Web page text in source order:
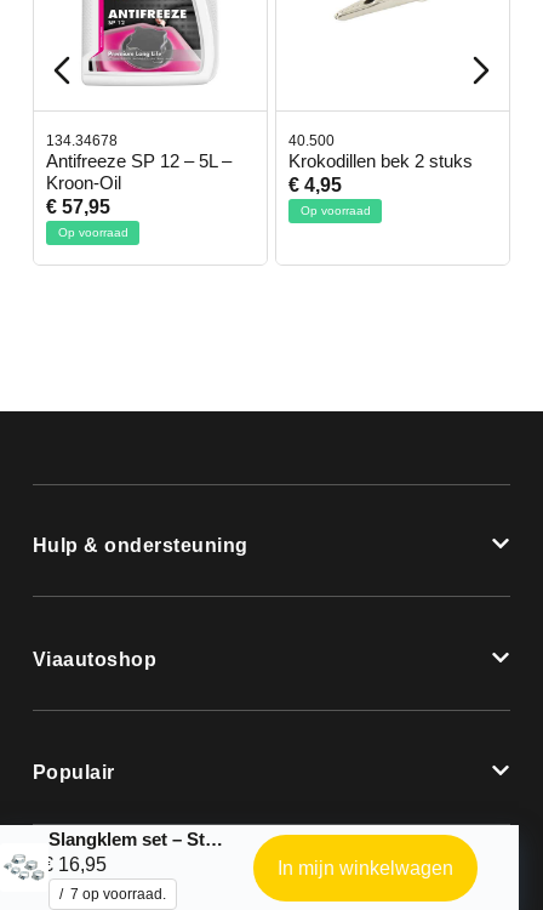
134.34678
Antifreeze SP 12 – 5L –
Kroon-Oil
€ 57,95
Op voorraad
40.500
Krokodillen bek 2 stuks
€ 4,95
Op voorraad
Hulp & ondersteuning
Viaautoshop
Populair
Slangklem set – Staal – 26 stuks
€ 16,95
7 op voorraad.
In mijn winkelwagen